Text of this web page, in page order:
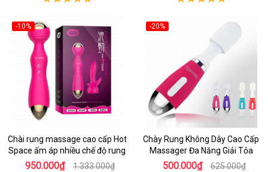
-10%
Chài rung massage cao cấp Hot
Space ấm áp nhiều chế độ rung
950.000₫ 1.333.000₫
-20%
Chày Rung Không Dây Cao Cấp
Massager Đa Năng Giải Tỏa
500.000₫ 625.000₫